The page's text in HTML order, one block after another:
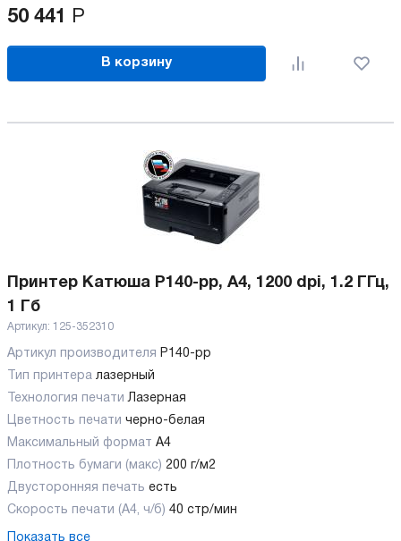
50 441 Р
В корзину
Принтер Катюша P140-pp, А4, 1200 dpi, 1.2 ГГц,
1 Гб
Артикул: 125-352310
Артикул производителя P140-pp
Тип принтера лазерный
Технология печати Лазерная
Цветность печати черно-белая
Максимальный формат А4
Плотность бумаги (макс) 200 г/м2
Двусторонняя печать есть
Скорость печати (А4, ч/б) 40 стр/мин
Показать все